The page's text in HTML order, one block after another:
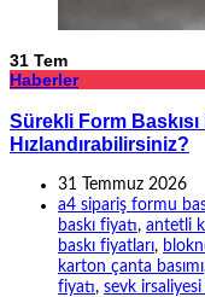
31 Tem
Haberler
Sürekli Form
Hızlandırabilirsiniz?
31 Temmuz 2026
a4 sipariş formu
baskı fiyatı, antetli
baskı fiyatları,
karton çanta basımı
fiyatı, sevk irsaliyesi